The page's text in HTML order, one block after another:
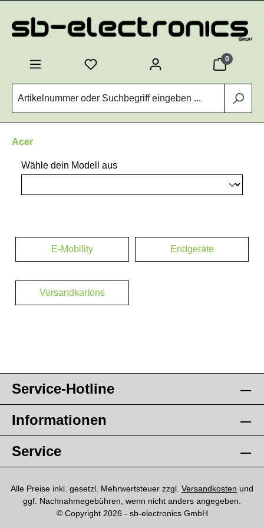
0
Acer
Wähle dein Modell aus
E-Mobility Endgeräte
Versandkartons
Service-Hotline
Informationen
Service
Alle Preise inkl. gesetzl. Mehrwertsteuer zzgl. Versandkosten und
ggf. Nachnahmegebühren, wenn nicht anders angegeben.
© Copyright 2026 - sb-electronics GmbH